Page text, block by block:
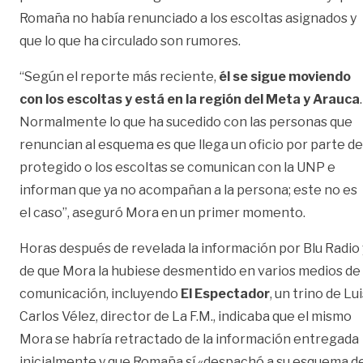
Romaña no había renunciado a los escoltas asignados y
que lo que ha circulado son rumores.
“Según el reporte más reciente, él se sigue moviendo
con los escoltas y está en la región del Meta y Arauca.
Normalmente lo que ha sucedido con las personas que
renuncian al esquema es que llega un oficio por parte
protegido o los escoltas se comunican con la UNP e
informan que ya no acompañan a la persona; este no es
el caso”, aseguró Mora en un primer momento.
Horas después de revelada la información por Blu Radio
de que Mora la hubiese desmentido en varios medios de
comunicación, incluyendo El Espectador, un trino de
Carlos Vélez, director de La F.M., indicaba que el mismo
Mora se habría retractado de la información entregada